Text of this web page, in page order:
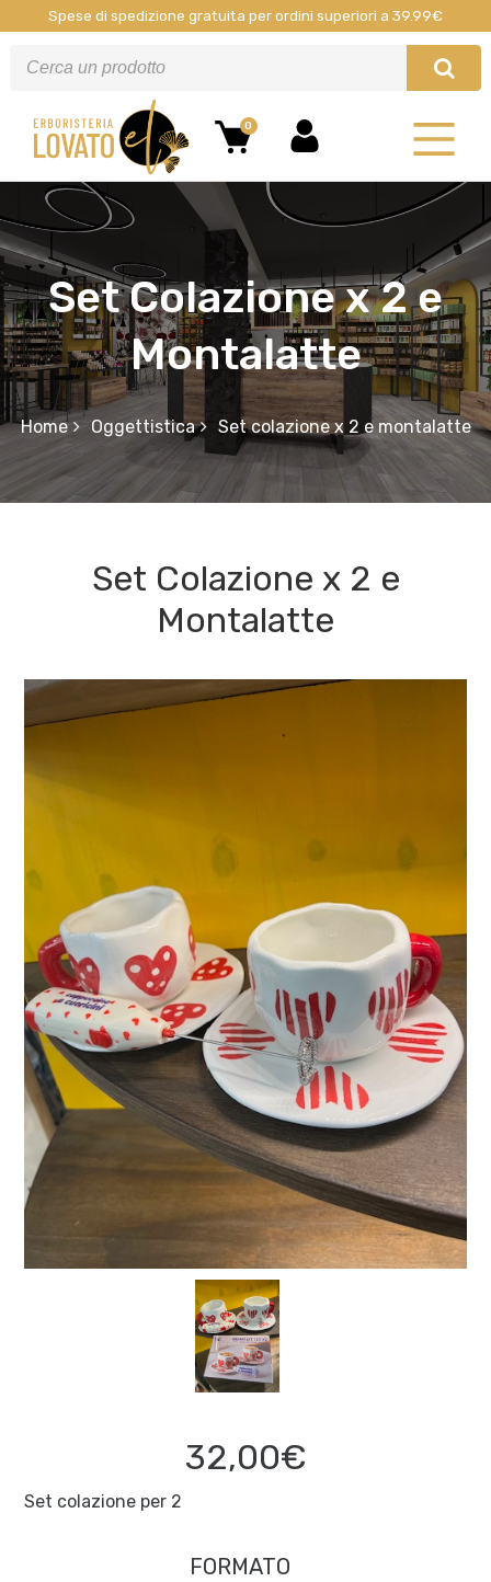
Spese di spedizione gratuita per ordini superiori a 39.99€
0
Set Colazione x 2 e
Montalatte
Home Oggettistica Set colazione x 2 e montalatte
Set Colazione x 2 e
Montalatte
32,00€
Set colazione per 2
FORMATO